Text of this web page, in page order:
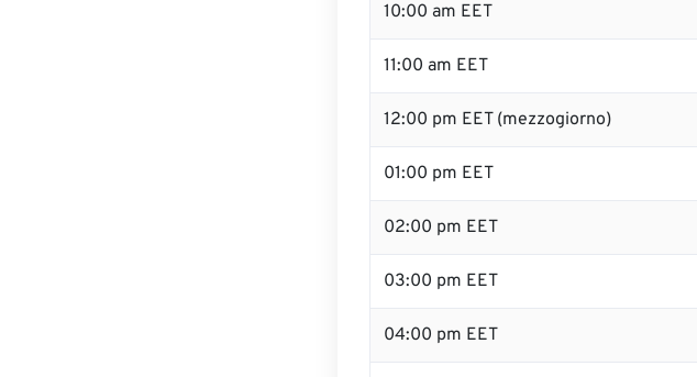
10:00 am EET
11:00 am EET
12:00 pm EET (mezzogiorno)
01:00 pm EET
02:00 pm EET
03:00 pm EET
04:00 pm EET